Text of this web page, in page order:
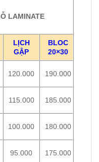
LAMINATE
LỊCH
GẬP
BLOC
20×30
120.000 190.000
115.000 185.000
100.000 180.000
95.000 175.000